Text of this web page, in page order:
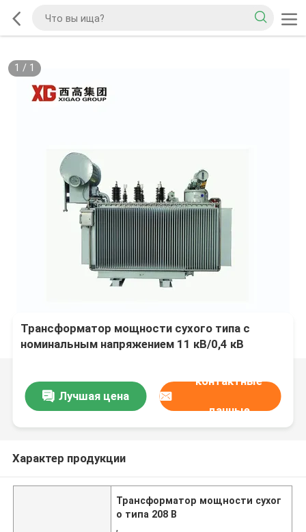
1 / 1
Трансформатор мощности сухого типа с
номинальным напряжением 11 кВ/0,4 кВ
Лучшая цена
контактные
данные
Характер продукции
Трансформатор мощности сухог
о типа 208 В
,